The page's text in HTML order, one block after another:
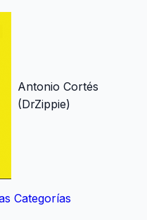
Antonio Cortés
(DrZippie)
Categorías